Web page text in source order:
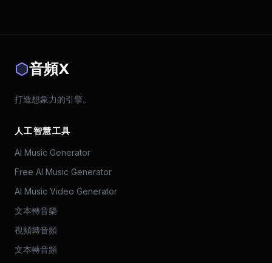
音頻X
打造想象力的引擎。
人工智慧工具
AI Music Generator
Free AI Music Generator
AI Music Video Generator
文本轉音樂
視頻轉音頻
文本轉音頻